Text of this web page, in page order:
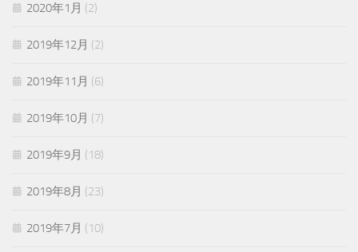
2020年1月 (2)
2019年12月 (2)
2019年11月 (6)
2019年10月 (7)
2019年9月 (18)
2019年8月 (23)
2019年7月 (10)